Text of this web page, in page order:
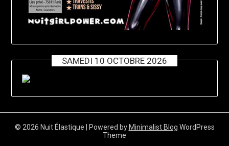
SAMEDI 10 OCTOBRE 2026
© 2026 Nuit Élastique | Powered by Minimalist Blog WordPress
Theme